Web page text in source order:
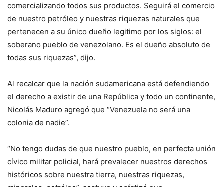
comercializando todos sus productos. Seguirá el comercio
de nuestro petróleo y nuestras riquezas naturales que
pertenecen a su único dueño legitimo por los siglos: el
soberano pueblo de venezolano. Es el dueño absoluto de
todas sus riquezas”, dijo.
Al recalcar que la nación sudamericana está defendiendo
el derecho a existir de una República y todo un continente,
Nicolás Maduro agregó que “Venezuela no será una
colonia de nadie”.
“No tengo dudas de que nuestro pueblo, en perfecta unión
cívico militar policial, hará prevalecer nuestros derechos
históricos sobre nuestra tierra, nuestras riquezas,